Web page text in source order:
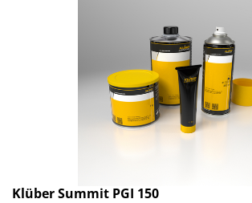
Klüber Summit PGI 150